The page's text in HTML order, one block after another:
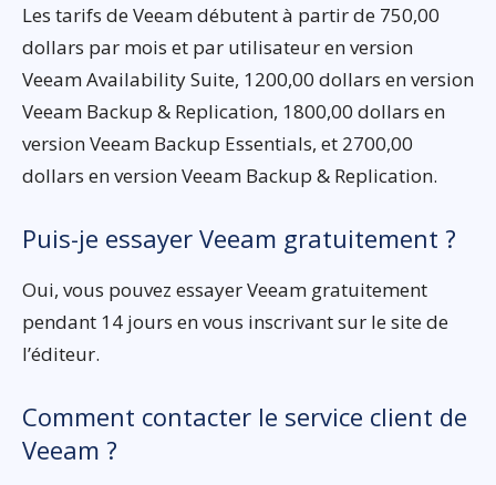
Les tarifs de Veeam débutent à partir de 750,00
dollars par mois et par utilisateur en version
Veeam Availability Suite, 1200,00 dollars en version
Veeam Backup & Replication, 1800,00 dollars en
version Veeam Backup Essentials, et 2700,00
dollars en version Veeam Backup & Replication.
Puis-je essayer Veeam gratuitement ?
Oui, vous pouvez essayer Veeam gratuitement
pendant 14 jours en vous inscrivant sur le site de
l’éditeur.
Comment contacter le service client de
Veeam ?